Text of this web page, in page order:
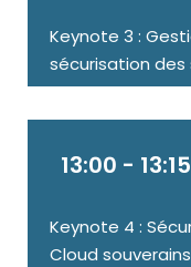
Keynote 3 :
sécurisation
13:00 - 13:15
Keynote 4 :
Cloud